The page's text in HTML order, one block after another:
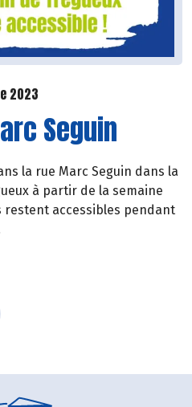
2023
Seguin
la rue Marc Seguin dans la
à partir de la semaine
restent accessibles pendant